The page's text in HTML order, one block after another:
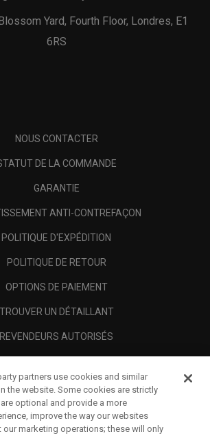
Yard, Fourth Floor, Londres, E1
6RS
NOUS CONTACTER
DE LA COMMANDE
GARANTIE
ANTI-CONTREFAÇON
POLITIQUE D'EXPÉDITION
POLITIQUE DE RETOUR
OPTIONS DE PAIEMENT
TROUVER UN DÉTAILLANT
REVENDEURS AUTORISÉS
A PROPOS
MENTIONS LÉGALES
partners use cookies and similar
the website. Some cookies are strictly
optional and provide a more
improve the way our websites
marketing operations; these will only